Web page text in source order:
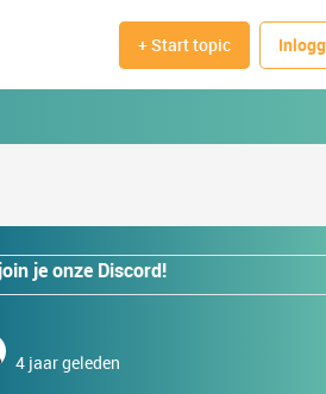
+ Start topic
je onze Discord!
4 jaar geleden